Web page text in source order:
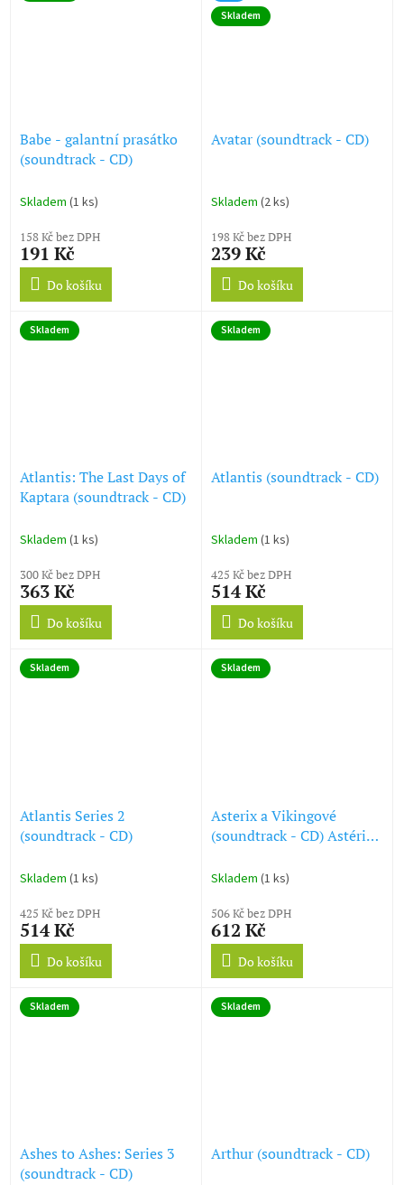
Babe - galantní prasátko
(soundtrack - CD)
Skladem (1 ks)
158 Kč bez DPH
191 Kč
Do košíku
Skladem
Avatar (soundtrack - CD)
Skladem (2 ks)
198 Kč bez DPH
239 Kč
Do košíku
Skladem
Atlantis: The Last Days of
Kaptara (soundtrack - CD)
Skladem (1 ks)
300 Kč bez DPH
363 Kč
Do košíku
Skladem
Atlantis (soundtrack - CD)
Skladem (1 ks)
425 Kč bez DPH
514 Kč
Do košíku
Skladem
Atlantis Series 2
(soundtrack - CD)
Skladem (1 ks)
425 Kč bez DPH
514 Kč
Do košíku
Skladem
Asterix a Vikingové
(soundtrack - CD) Astérix
and the Vikings
Skladem (1 ks)
506 Kč bez DPH
612 Kč
Do košíku
Skladem
Ashes to Ashes: Series 3
(soundtrack - CD)
Skladem
Arthur (soundtrack - CD)